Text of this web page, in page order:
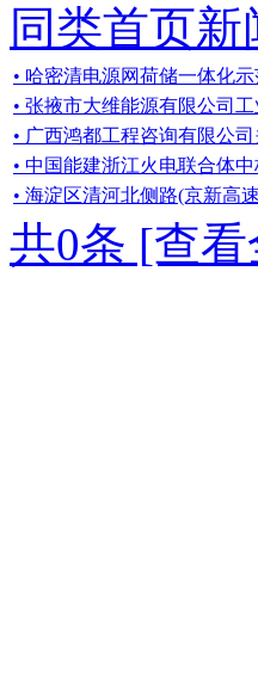
同类首页新
• 哈密清电源网荷储一体化
• 张掖市大维能源有限公司
• 广西鸿都工程咨询有限公
• 中国能建浙江火电联合体
• 海淀区清河北侧路(京新高
共0条 [查